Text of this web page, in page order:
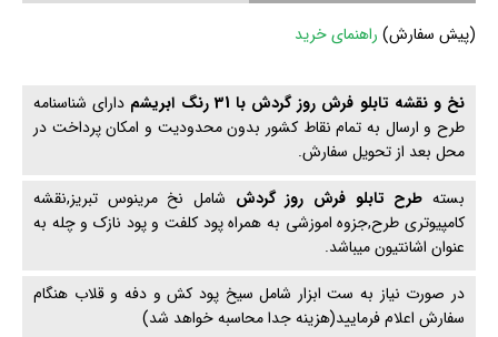
(پیش سفارش) راهنمای خرید
نخ و نقشه تابلو فرش روز گردش با 31 رنگ ابریشم
دارای شناسنامه
طرح و ارسال به تمام نقاط کشور بدون محدودیت و امکان پرداخت در
محل بعد از تحویل سفارش.
بسته طرح تابلو فرش روز گردش شامل نخ مرینوس تبریز,نقشه
کامپیوتری طرح,جزوه اموزشی به همراه پود کلفت و پود نازک و چله به
عنوان اشانتیون میباشد.
در صورت نیاز به ست ابزار شامل سیخ پود کش و دفه و قلاب هنگام
سفارش اعلام فرمایید(هزینه جدا محاسبه خواهد شد)